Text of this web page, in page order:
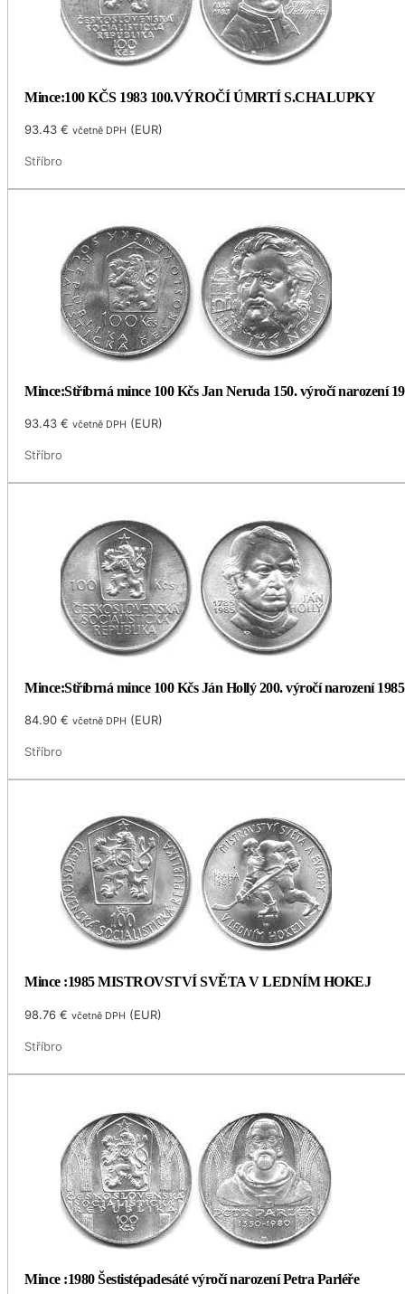
Mince:100 KČS 1983 100.VÝROČÍ ÚMRTÍ S.CHALUPKY
93.43€ včetně DPH (EUR)
Stříbro
Mince:Stříbrná mince 100 Kčs Jan Neruda 150. výročí narození
93.43€ včetně DPH (EUR)
Stříbro
Mince:Stříbrná mince 100 Kčs Ján Hollý 200. výročí narození 1985
84.90€ včetně DPH (EUR)
Stříbro
Mince :1985 MISTROVSTVÍ SVĚTA V LEDNÍM HOKEJ
98.76€ včetně DPH (EUR)
Stříbro
Mince :1980 Šestistépadesáté výročí narození Petra Parléře